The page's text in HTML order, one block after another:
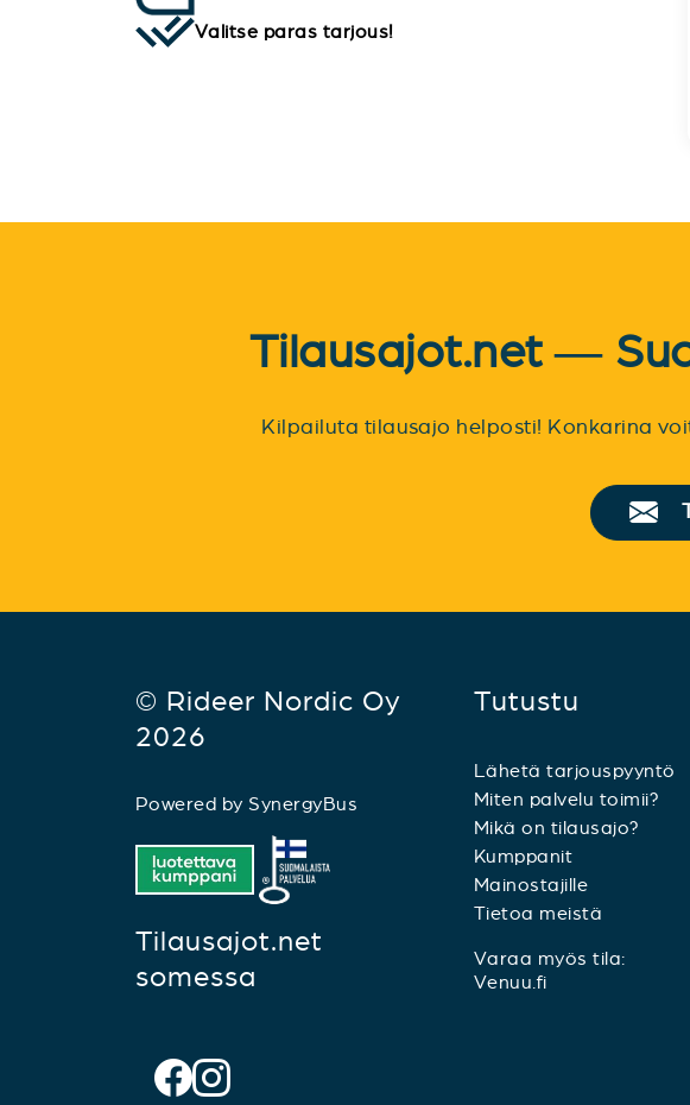
Valitse paras tarjous!
Tilausajot.net —
Kilpailuta tilausajo helposti! Konkarina
© Rideer Nordic Oy
2026
Powered by SynergyBus
Tilausajot.net
somessa
Tutustu
Lähetä tarjouspyyntö
Miten palvelu toimii?
Mikä on tilausajo?
Kumppanit
Mainostajille
Tietoa meistä
Varaa myös tila:
Venuu.fi